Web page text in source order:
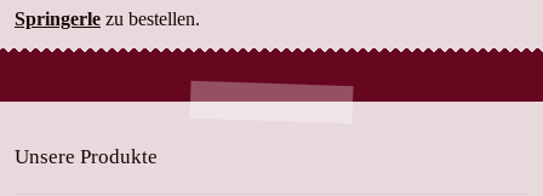
Springerlezu bestellen.
Unsere Produkte